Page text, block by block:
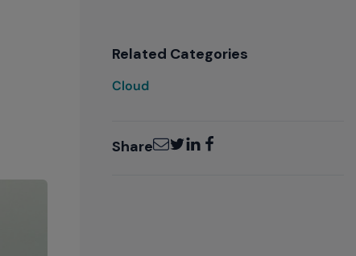
Related Categories
Cloud
ShareEmailTwitter
LinkedInFacebook